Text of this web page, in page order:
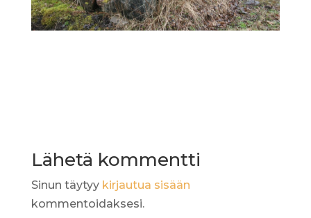
Lähetä kommentti
Sinun täytyy kirjautua sisään
kommentoidaksesi.